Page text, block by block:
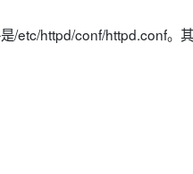
/etc/httpd/conf/httpd.conf。